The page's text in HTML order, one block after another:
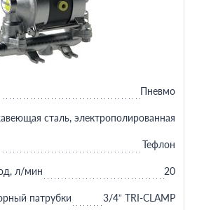
Пневмо
сталь, электрополированная
Тефлон
л/мин 20
патрубки 3/4” TRI-CLAMP